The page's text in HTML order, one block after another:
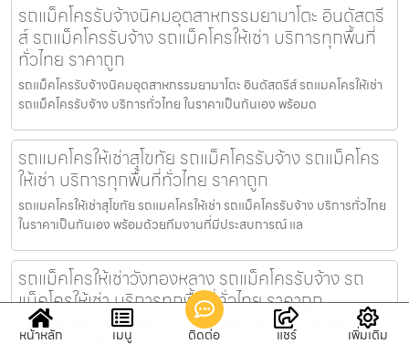
รถแม็คโครรับจ้างนิคมอุตสาหกรรมยามาโตะ อินดัสตรี
ส์ รถแม็คโครรับจ้าง รถแม็คโครให้เช่า บริการทุกพื้นที่
ทั่วไทย ราคาถูก
รถแม็คโครรับจ้างนิคมอุตสาหกรรมยามาโตะ อินดัสตรีส์ รถแมคโครให้เช่า
รถแม็คโครรับจ้าง บริการทั่วไทย ในราคาเป็นกันเอง พร้อมด
รถแมคโครให้เช่าสุโขทัย รถแม็คโครรับจ้าง รถแม็คโคร
ให้เช่า บริการทุกพื้นที่ทั่วไทย ราคาถูก
รถแมคโครให้เช่าสุโขทัย รถแมคโครให้เช่า รถแม็คโครรับจ้าง บริการทั่วไทย
ในราคาเป็นกันเอง พร้อมด้วยทีมงานที่มีประสบการณ์ แล
รถแม็คโครให้เช่าวังทองหลาง รถแม็คโครรับจ้าง รถ
แม็คโครให้เช่า บริการทุกพื้นที่ทั่วไทย ราคาถูก
รถแม็คโครให้เช่าวังทองหลาง รถแมคโครให้เช่า รถแม็คโครรับจ้าง บริการ
หน้าหลัก เมนู ติดต่อ แชร์ เพิ่มเติม